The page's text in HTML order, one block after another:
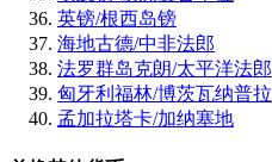
英镑/根西岛镑
海地古德/中非法郎
法罗群岛克朗/太平洋法郎
匈牙利福林/博茨瓦纳普拉
孟加拉塔卡/加纳塞地